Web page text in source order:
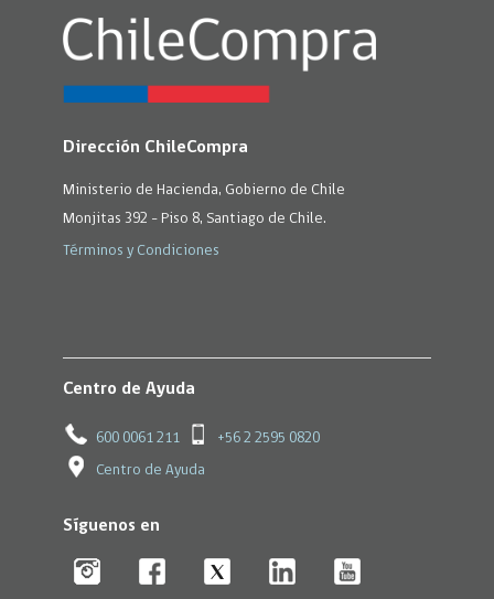
Dirección ChileCompra
Ministerio de Hacienda, Gobierno de Chile
Monjitas 392 - Piso 8, Santiago de Chile.
Términos y Condiciones
Centro de Ayuda
600 0061 211 +56 2 2595 0820
Centro de Ayuda
Síguenos en